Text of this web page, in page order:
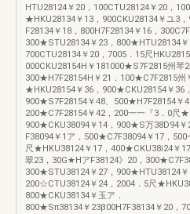
HTU28124￥20，100CTU28124￥20，
★HKU28134￥13，900CKU28134￥ユ3
F28134￥18，800H7F28134￥16，
300★STU28134￥23，800★HTU28134￥
700CTU28134￥20，7005．15尺
000CKU28154H￥181000★S7F2815州琴
300★H7F28154H￥21．100★C7F2815州
★HKU28154￥36，900★CKU28154￥36，
900★S7F28154￥48、500★H7F28154￥
200★C7F28154￥42，200一一『3．0尺
900★CKU38094￥14，900★S万38D94
F38094￥1ア，500★C7F38094￥17，
尺★HKU38124￥17，400★CKU38i24￥
翠23，30G★HアF38124》20，
300★STU38124￥27，900★HTU38124￥
200☆CTU38124￥24，2004．5尺
800★CKU38134￥玉ア．
800★Sπ38134￥23β00H7F38134￥20，